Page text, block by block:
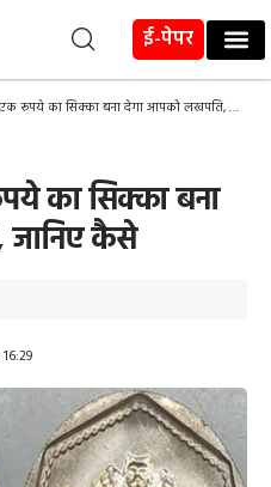
ई-पेपर
का सिक्का बना देगा आपको लखपति, जानिए कैसे
का सिक्का बना
कैसे